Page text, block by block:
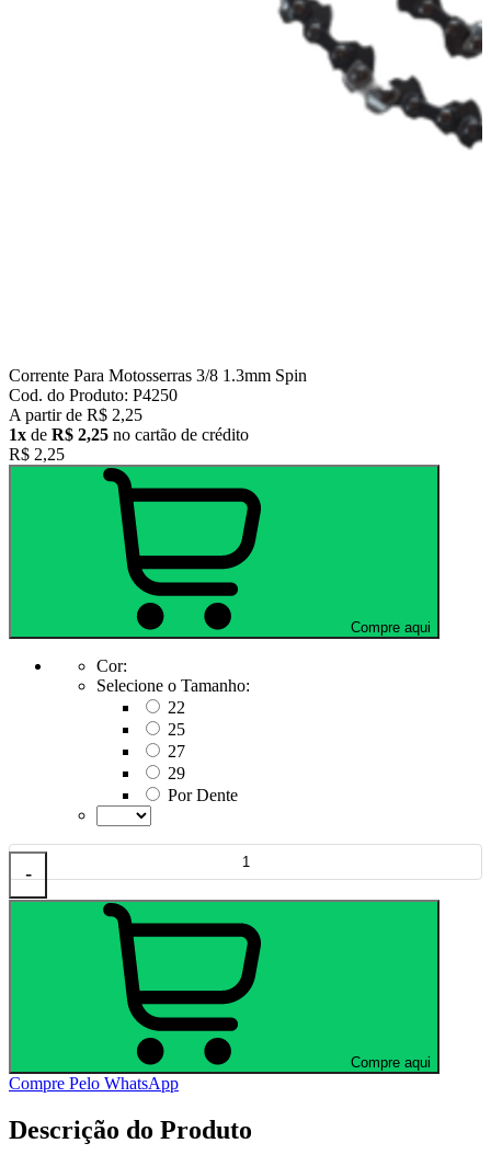
Corrente Para Motosserras 3/8 1.3mm Spin
Cod. do Produto: P4250
A partir de R$ 2,25
1x de R$ 2,25 no cartão de crédito
R$ 2,25
Compre aqui
Cor:
Selecione o Tamanho:
22
25
27
29
Por Dente
-
Compre aqui
Compre Pelo WhatsApp
Descrição do Produto